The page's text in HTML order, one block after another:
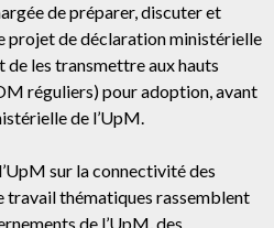
de préparer, discuter et
projet de déclaration ministérielle
de les transmettre aux hauts
réguliers) pour adoption, avant
de l’UpM.
sur la connectivité des
travail thématiques rassemblent
de l’UpM, des